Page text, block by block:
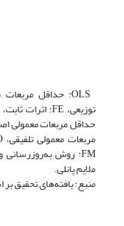
ملایم پانلی.
منبع: یافته‌های تحقیق